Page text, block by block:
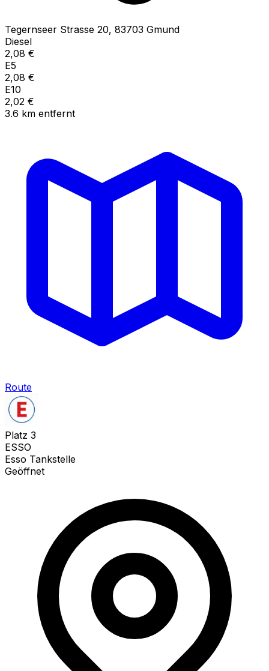
Tegernseer Strasse 20, 83703 Gmund
Diesel
2,08 €
E5
2,08 €
E10
2,02 €
3.6 km entfernt
Route
Platz 3
ESSO
Esso Tankstelle
Geöffnet